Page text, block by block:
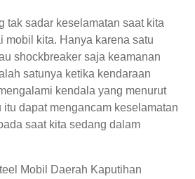
tak sadar keselamatan saat kita
mobil kita. Hanya karena satu
shockbreaker saja keamanan
satunya ketika kendaraan
kendala yang menurut
itu dapat mengancam keselamatan
saat kita sedang dalam